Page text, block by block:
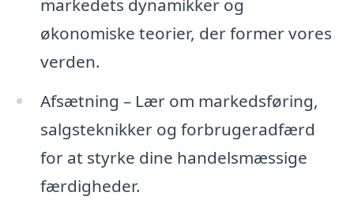
markedets dynamikker og
økonomiske teorier, der former vores
verden.
Afsætning – Lær om markedsføring,
salgsteknikker og forbrugeradfærd
for at styrke dine handelsmæssige
færdigheder.